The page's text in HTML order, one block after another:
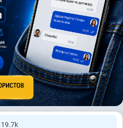
19.7k